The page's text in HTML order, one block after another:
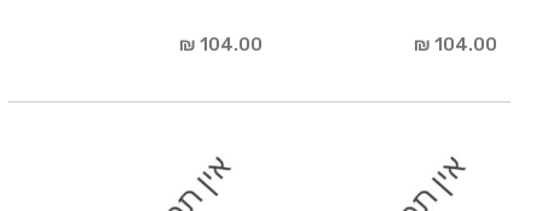
104.00 ₪
104.00 ₪